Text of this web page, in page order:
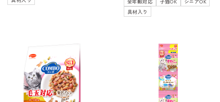
具材入り